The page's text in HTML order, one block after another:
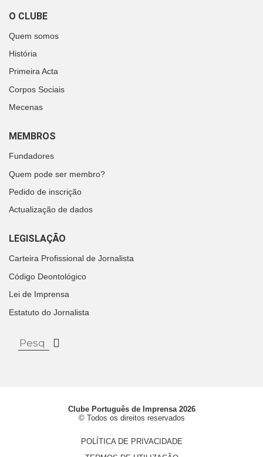
O CLUBE
Quem somos
História
Primeira Acta
Corpos Sociais
Mecenas
MEMBROS
Fundadores
Quem pode ser membro?
Pedido de inscrição
Actualização de dados
LEGISLAÇÃO
Carteira Profissional de Jornalista
Código Deontológico
Lei de Imprensa
Estatuto do Jornalista
Clube Português de Imprensa 2026
© Todos os direitos reservados
POLÍTICA DE PRIVACIDADE